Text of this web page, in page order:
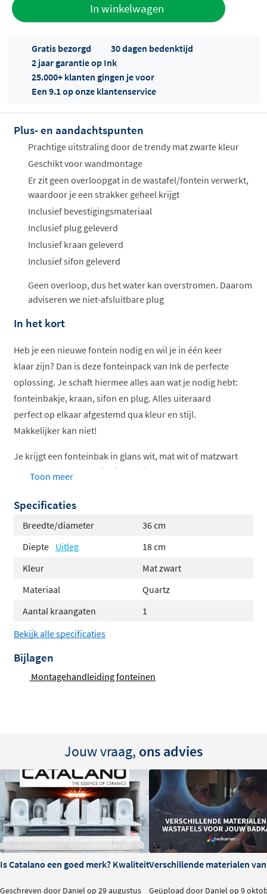
In winkelwagen
Offertes
ophalen...
Gratis bezorgd
30 dagen bedenktijd
2 jaar garantie op Ink
25.000+ klanten gingen je voor
Een 9.1 op onze klantenservice
Plus- en aandachtspunten
Prachtige uitstraling door de trendy mat zwarte kleur
Geschikt voor wandmontage
Er zit geen overloopgat in de wastafel/fontein verwerkt,
waardoor je een strakker geheel krijgt
Inclusief bevestigingsmateriaal
Inclusief plug geleverd
Inclusief kraan geleverd
Inclusief sifon geleverd
Geen overloop, dus het water kan overstromen. Daarom
adviseren we niet-afsluitbare plug
In het kort
Heb je een nieuwe fontein nodig en wil je in één keer
klaar zijn? Dan is deze fonteinpack van Ink de perfecte
oplossing. Je schaft hiermee alles aan wat je nodig hebt:
fonteinbakje, kraan, sifon en plug. Alles uiteraard
perfect op elkaar afgestemd qua kleur en stijl.
Makkelijker kan niet!
Je krijgt een fonteinbak in glans wit, mat wit of matzwart
en qua hardware kun je kiezen uit de kleuren geborsteld
matzwart. Het kraangat kan links of rechts.
Deze Versus fontein is 36cm breed, 18cm diep en 9 cm
hoog.
Toon meer
Specificaties
Breedte/diameter
36 cm
Diepte Uitleg
18 cm
Kleur
Mat zwart
Materiaal
Quartz
Aantal kraangaten
1
Bekijk alle specificaties
Bijlagen
Montagehandleiding fonteinen
Jouw vraag, ons advies
Is Catalano een goed merk? Kwaliteit en ervaringen
Geschreven door Daniel op 29 augustus
Verschillende materialen
Geüpload door Daniel op 9